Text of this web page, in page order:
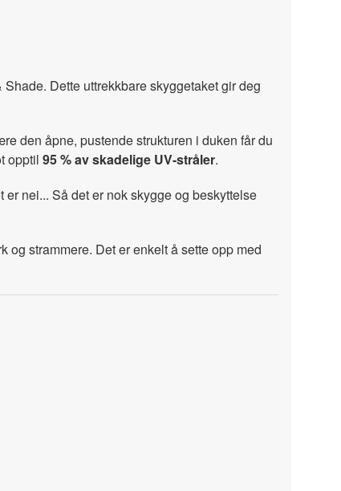
Dette uttrekkbare skyggetaket gir deg
den åpne, pustende strukturen i duken får du
opptil 95 % av skadelige UV-stråler.
nei... Så det er nok skygge og beskyttelse
strammere. Det er enkelt å sette opp med